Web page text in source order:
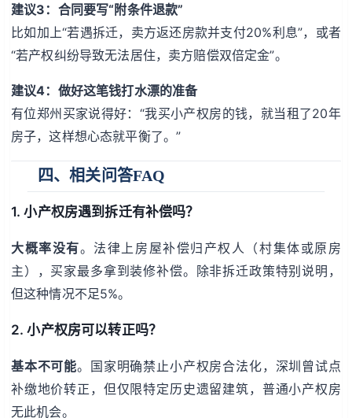
建议3：合同要写“附条件退款”
比如加上“若遇拆迁，卖方返还房款并支付20%利息”，或者
“若产权纠纷导致无法居住，卖方赔偿双倍定金”。
建议4：做好这笔钱打水漂的准备
有位郑州买家说得好：“我买小产权房的钱，就当租了20年
房子，这样想心态就平衡了。”
四、相关问答FAQ
1. 小产权房遇到拆迁有补偿吗？
大概率没有。法律上房屋补偿归产权人（村集体或原房
主），买家最多拿到装修补偿。除非拆迁政策特别说明，
但这种情况不足5%。
2. 小产权房可以转正吗？
基本不可能。国家明确禁止小产权房合法化，深圳曾试点
补缴地价转正，但仅限特定历史遗留建筑，普通小产权房
无此机会。